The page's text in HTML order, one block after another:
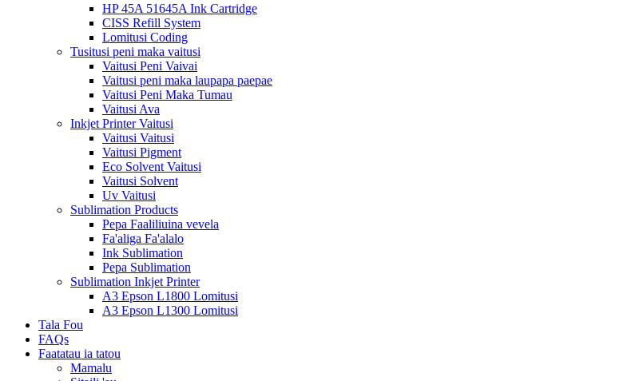
HP 45A 51645A Ink Cartridge
CISS Refill System
Lomitusi Coding
Tusitusi peni maka vaitusi
Vaitusi Peni Vaivai
Vaitusi peni maka laupapa paepae
Vaitusi Peni Maka Tumau
Vaitusi Ava
Inkjet Printer Vaitusi
Vaitusi Vaitusi
Vaitusi Pigment
Eco Solvent Vaitusi
Vaitusi Solvent
Uv Vaitusi
Sublimation Products
Pepa Faaliliuina vevela
Fa'aliga Fa'alalo
Ink Sublimation
Pepa Sublimation
Sublimation Inkjet Printer
A3 Epson L1800 Lomitusi
A3 Epson L1300 Lomitusi
Tala Fou
FAQs
Faatatau ia tatou
Mamalu